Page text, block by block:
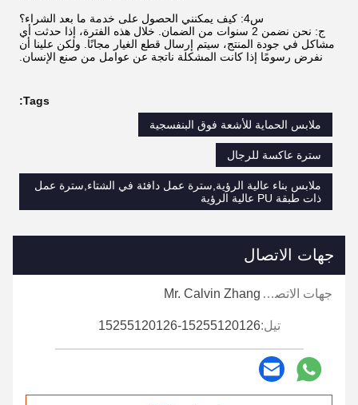
س4: كيف يمكنني الحصول على خدمة ما بعد الشراء؟
ج: نحن نضمن 2 سنوات من الضمان. خلال هذه الفترة، إذا حدثت أي
مشاكل في جودة المنتج، سيتم إرسال قطع الغيار مجانًا. ولكن علينا أن
نفرض رسومًا إذا كانت المشكلة ناتجة عن عوامل من صنع الإنسان.
Tags:
ملابس الحماية للأشعة فوق البنفسجية
سترة عاكسة للرجال
ملابس بناء عالية الرؤية,سترة عمل دافئة في الشتاء,سترة عمل
ذات طبقة PU عالية الرؤية
جهات الاتصال
جهات الاتصال: Mr. Calvin Zhang
تيل:15255120126-15255120126